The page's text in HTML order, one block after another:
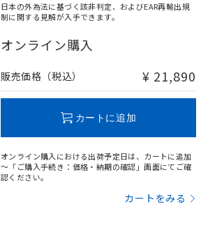
日本の外為法に基づく該非判定、およびEAR再輸出規
制に関する見解が入手できます。
オンライン購入
販売価格（税込） ¥ 21,890
カートに追加
オンライン購入における出荷予定日は、カートに追加
～「ご購入手続き：価格・納期の確認」画面にてご確
認ください。
カートをみる